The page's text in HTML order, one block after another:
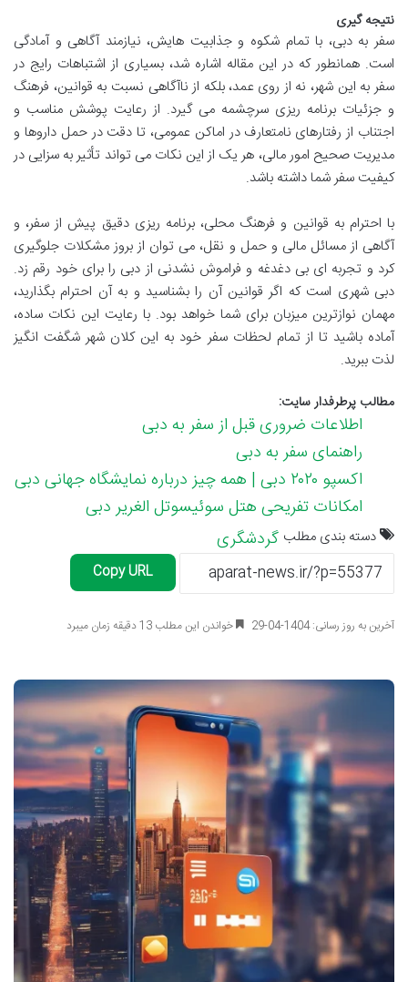
نتیجه گیری
سفر به دبی، با تمام شکوه و جذابیت هایش، نیازمند آگاهی و آمادگی
است. همانطور که در این مقاله اشاره شد، بسیاری از اشتباهات رایج در
سفر به این شهر، نه از روی عمد، بلکه از ناآگاهی نسبت به قوانین، فرهنگ
و جزئیات برنامه ریزی سرچشمه می گیرد. از رعایت پوشش مناسب و
اجتناب از رفتارهای نامتعارف در اماکن عمومی، تا دقت در حمل داروها و
مدیریت صحیح امور مالی، هر یک از این نکات می تواند تأثیر به سزایی در
کیفیت سفر شما داشته باشد.
با احترام به قوانین و فرهنگ محلی، برنامه ریزی دقیق پیش از سفر، و
آگاهی از مسائل مالی و حمل و نقل، می توان از بروز مشکلات جلوگیری
کرد و تجربه ای بی دغدغه و فراموش نشدنی از دبی را برای خود رقم زد.
دبی شهری است که اگر قوانین آن را بشناسید و به آن احترام بگذارید،
مهمان نوازترین میزبان برای شما خواهد بود. با رعایت این نکات ساده،
آماده باشید تا از تمام لحظات سفر خود به این کلان شهر شگفت انگیز
لذت ببرید.
مطالب پرطرفدار سایت:
اطلاعات ضروری قبل از سفر به دبی
راهنمای سفر به دبی
اکسپو ۲۰۲۰ دبی | همه چیز درباره نمایشگاه جهانی دبی
امکانات تفریحی هتل سوئیسوتل الغریر دبی
دسته بندی مطلب گردشگری
Copy URL
آخرین به روز رسانی: 1404-04-29 خواندن این مطلب 13 دقیقه زمان میبرد